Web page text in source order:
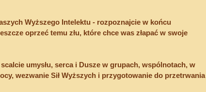
Wyższego Intelektu - rozpoznajcie w końcu
oprzeć temu złu, które chce was złapać w swoje
umysłu, serca i Dusze w grupach, wspólnotach, w
wezwanie Sił Wyższych i przygotowanie do przetrwania